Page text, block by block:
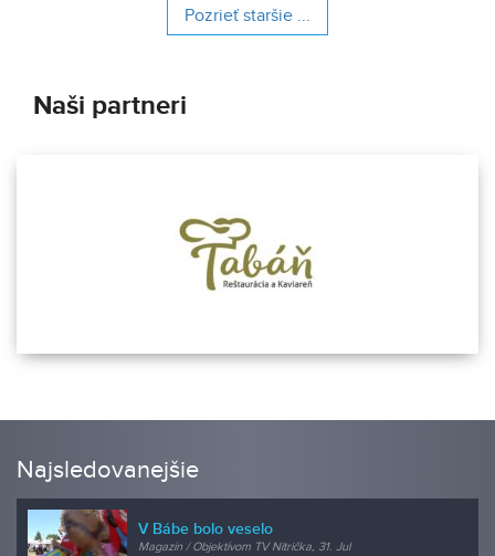
Pozrieť staršie ...
Naši partneri
Najsledovanejšie
V Bábe bolo veselo
Magazín / Objektívom TV Nitrička, 31. Jul